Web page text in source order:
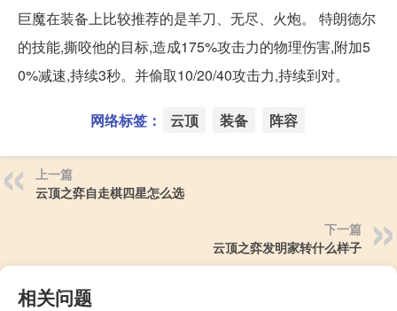
巨魔在装备上比较推荐的是羊刀、无尽、火炮。 特朗德尔
的技能,撕咬他的目标,造成175%攻击力的物理伤害,附加5
0%减速,持续3秒。并偷取10/20/40攻击力,持续到对。
网络标签： 云顶 装备 阵容
上一篇
云顶之弈自走棋四星怎么选
下一篇
云顶之弈发明家转什么样子
相关问题